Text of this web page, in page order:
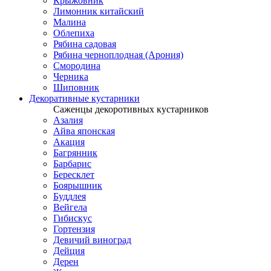
Лимонник китайский
Малина
Облепиха
Рябина садовая
Рябина черноплодная (Арония)
Смородина
Черника
Шиповник
Декоративные кустарники
Саженцы декоротивных кустарников
Азалия
Айва японская
Акация
Багрянник
Барбарис
Бересклет
Боярышник
Буддлея
Вейгела
Гибискус
Гортензия
Девичий виноград
Дейция
Дерен